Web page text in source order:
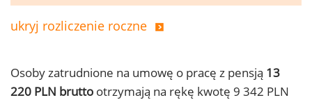
ukryj rozliczenie roczne
Osoby zatrudnione na umowę o pracę z pensją 13
220 PLN brutto otrzymają na rękę kwotę 9 342 PLN